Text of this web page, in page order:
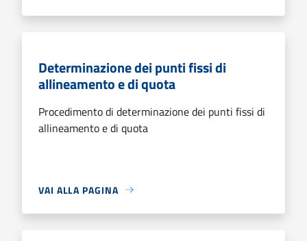
Determinazione dei punti fissi di
allineamento e di quota
Procedimento di determinazione dei punti fissi di
allineamento e di quota
VAI ALLA PAGINA